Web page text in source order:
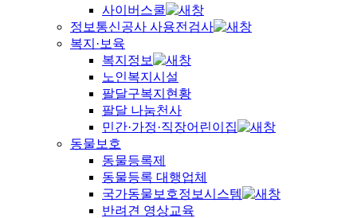
사이버스쿨
정보통신공사 사용전검사
복지·보육
복지정보
노인복지시설
팔달구복지현황
팔달 나눔천사
민간·가정·직장어린이집
동물보호
동물등록제
동물등록 대행업체
국가동물보호정보시스템
반려견 영상교육